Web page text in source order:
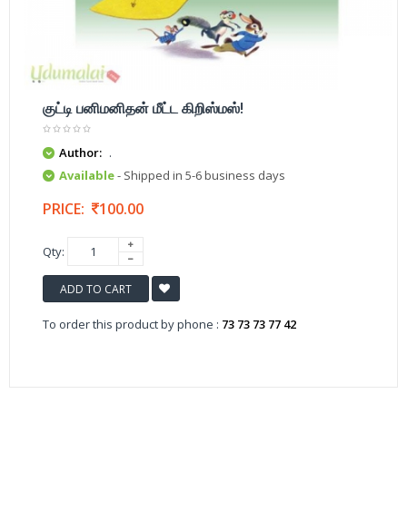
குட்டி பனிமனிதன் மீட்ட கிறிஸ்மஸ்!
Author: .
Available- Shipped in 5-6 business days
PRICE: 100.00
Qty:
ADD TO CART
To order this product by phone : 73 73 73 77 42